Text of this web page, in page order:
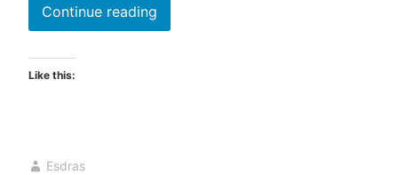
Continue readingMemória
afetiva,
Like this:
Esdras